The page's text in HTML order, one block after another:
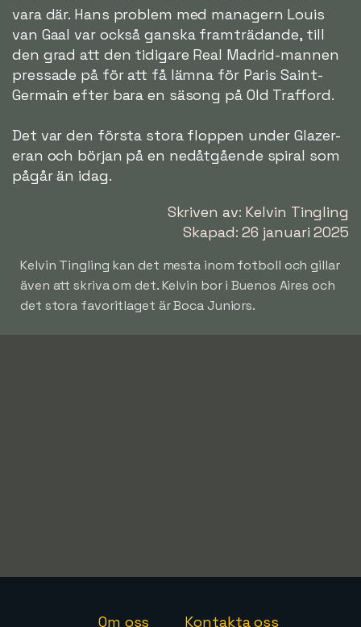
vara där. Hans problem med managern Louis
van Gaal var också ganska framträdande, till
den grad att den tidigare Real Madrid-mannen
pressade på för att få lämna för Paris Saint-
Germain efter bara en säsong på Old Trafford.
Det var den första stora floppen under Glazer-
eran och början på en nedåtgående spiral som
pågår än idag.
Skriven av: Kelvin Tingling
Skapad: 26 januari 2025
Kelvin Tingling kan det mesta inom fotboll och gillar
även att skriva om det. Kelvin bor i Buenos Aires och
det stora favoritlaget är Boca Juniors.
Om oss Kontakta oss